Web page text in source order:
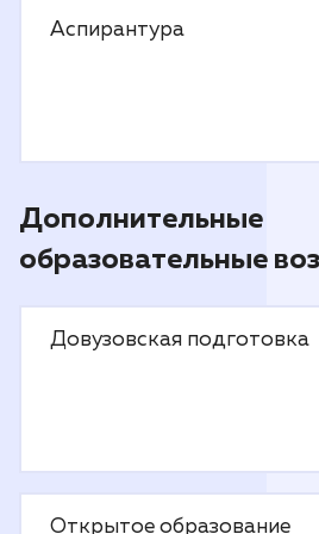
Аспирантура
Дополнительные
образовательные
Довузовская подготовка
Открытое образование